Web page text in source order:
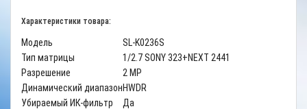
Характеристики товара:
Модель
SL-K0236S
Тип матрицы
1/2.7 SONY 323+NEXT 2441
Разрешение
2 MP
Динамический диапазонHWDR
Убираемый ИК-фильтр
Да